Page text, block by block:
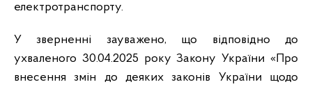
електротранспорту.
У зверненні зауважено, що відповідно до
ухваленого 30.04.2025 року Закону України «Про
внесення змін до деяких законів України щодо